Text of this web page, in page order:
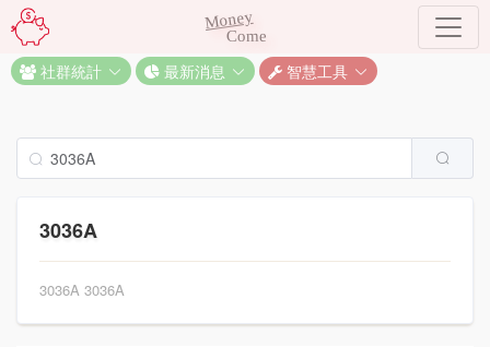
Money
Come
社群統計 最新消息 智慧工具
3036A
3036A 3036A